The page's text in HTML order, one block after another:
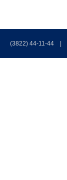
(3822) 44-11-44 |